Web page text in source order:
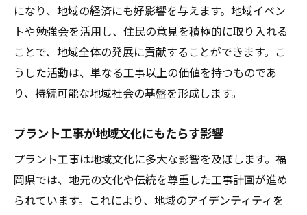
福岡県特有の地元調達の利点
将来のプロジェクトに活かすべき教訓
になり、地域の経済にも好影響を与えます。地域イベン
トや勉強会を活用し、住民の意見を積極的に取り入れる
ことで、地域全体の発展に貢献することができます。こ
うした活動は、単なる工事以上の価値を持つものであ
り、持続可能な地域社会の基盤を形成します。
プラント工事が地域文化にもたらす影響
プラント工事は地域文化に多大な影響を及ぼします。福
岡県では、地元の文化や伝統を尊重した工事計画が進め
られています。これにより、地域のアイデンティティを